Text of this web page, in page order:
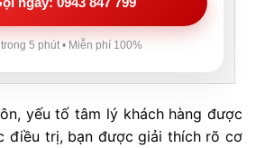
5 phút • Miễn phí 100%
yếu tố tâm lý khách hàng được
điều trị, bạn được giải thích rõ cơ